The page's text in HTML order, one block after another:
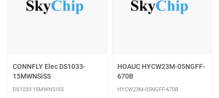
CONNFLY Elec DS1033-
15MWNSiSS
DS1033-15MWNSiSS
HOAUC HYCW23M-05NGFF-
670B
HYCW23M-05NGFF-670B